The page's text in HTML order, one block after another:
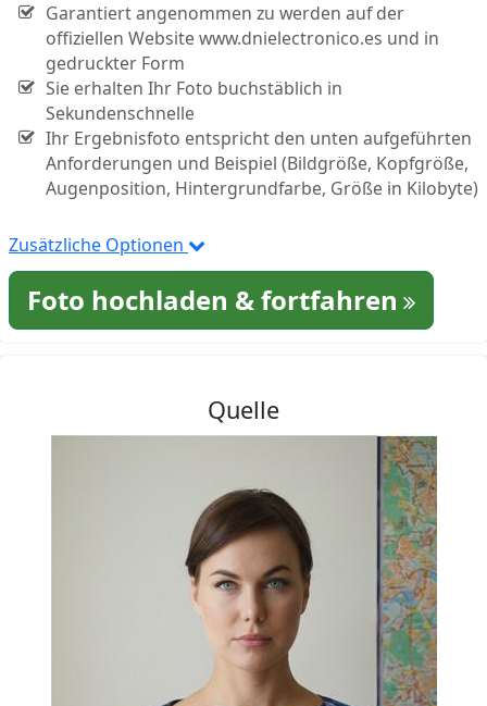
Garantiert angenommen zu werden auf der
offiziellen Website www.dnielectronico.es und in
gedruckter Form
Sie erhalten Ihr Foto buchstäblich in
Sekundenschnelle
Ihr Ergebnisfoto entspricht den unten aufgeführten
Anforderungen und Beispiel (Bildgröße, Kopfgröße,
Augenposition, Hintergrundfarbe, Größe in Kilobyte)
Zusätzliche Optionen
Foto hochladen & fortfahren
Quelle